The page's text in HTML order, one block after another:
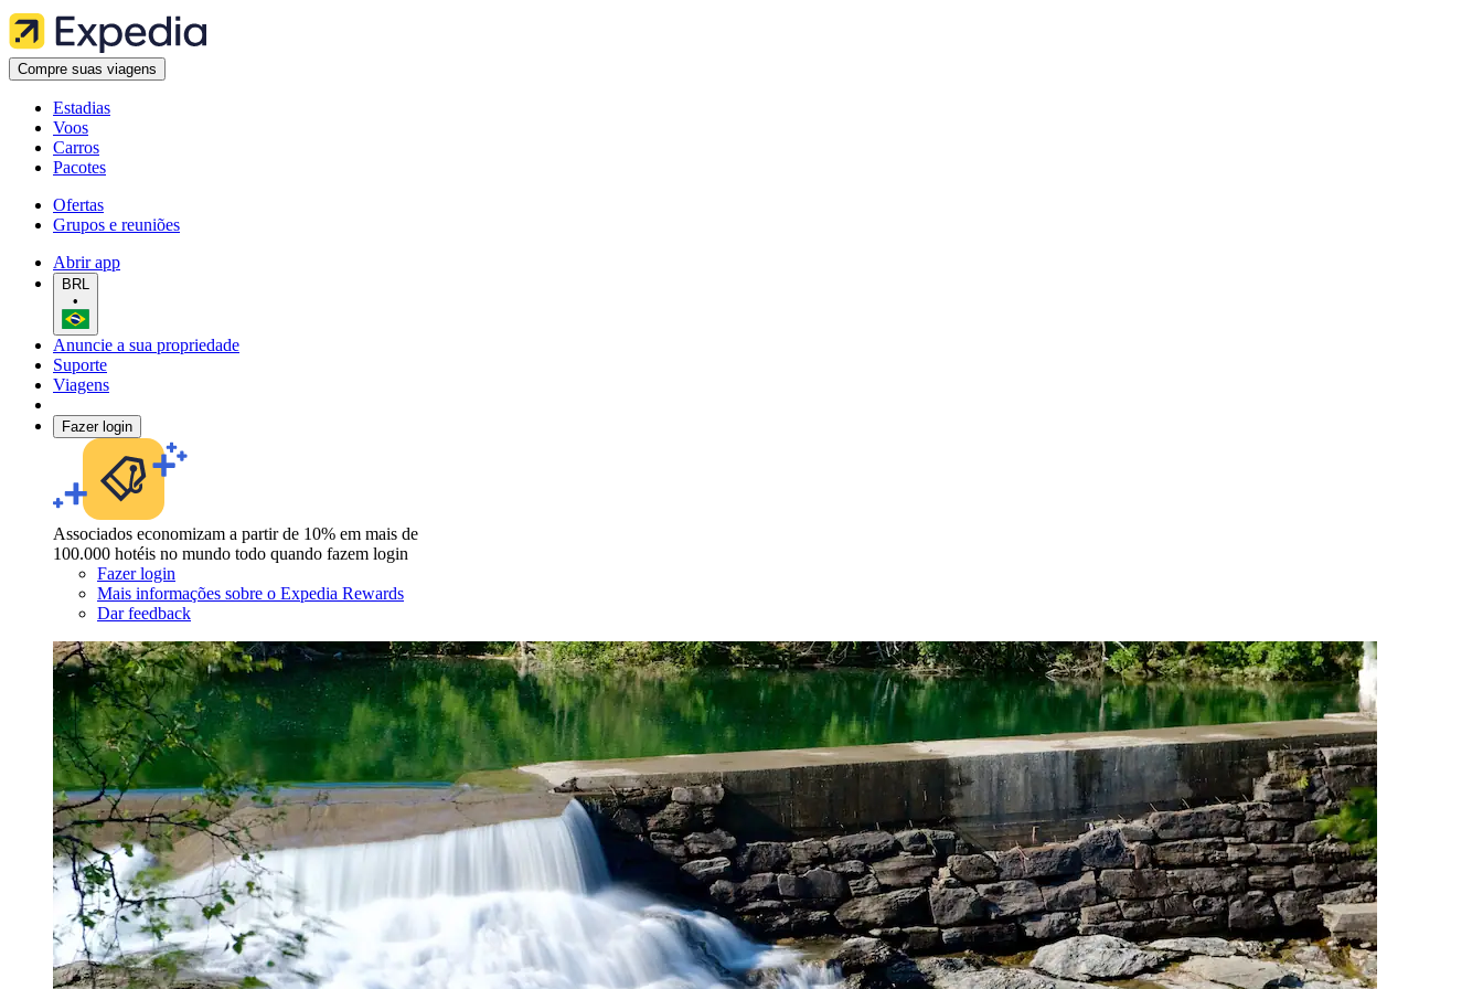
Compre suas viagens
Estadias
Voos
Carros
Pacotes
Ofertas
Grupos e reuniões
Abrir app
BRL
•
Anuncie a sua propriedade
Suporte
Viagens
Fazer login
Associados economizam a partir de 10% em mais de
100.000 hotéis no mundo todo quando fazem login
Fazer login
Mais informações sobre o Expedia Rewards
Dar feedback